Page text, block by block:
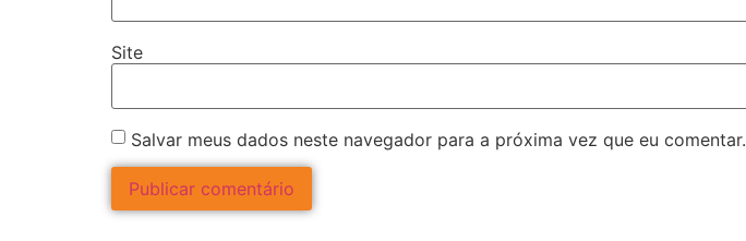
Site
Salvar meus dados neste navegador para a próxima vez que eu comentar.